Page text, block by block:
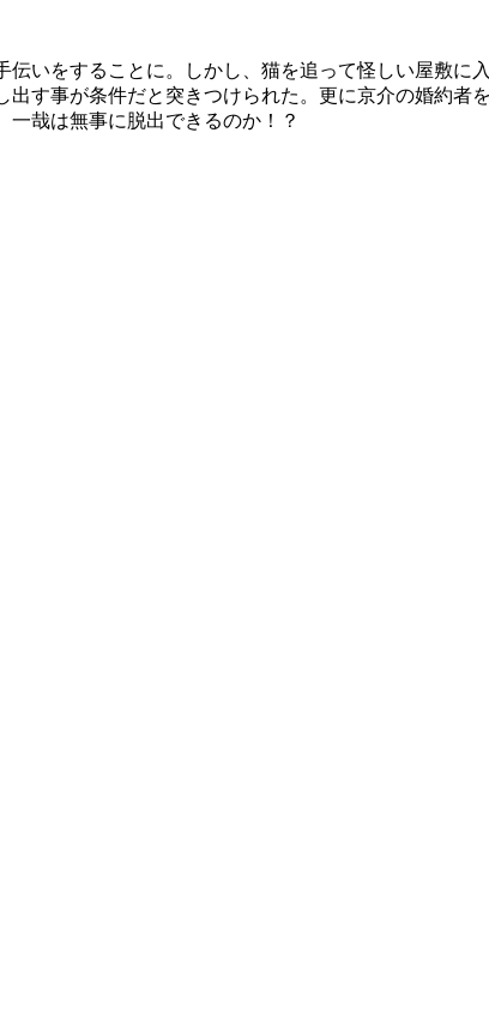
いをすることに。しかし、猫を追って怪しい屋敷に
す事が条件だと突きつけられた。更に京介の婚約者
哉は無事に脱出できるのか！？